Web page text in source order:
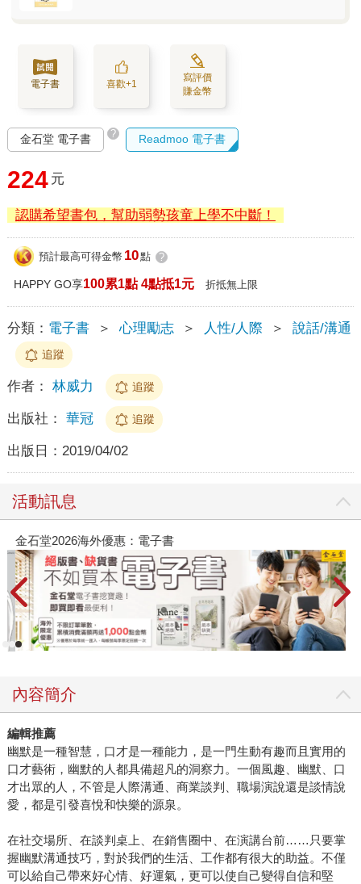
電子書 喜歡+1
寫評價
賺金幣
金石堂 電子書 ? Readmoo 電子書
224 元
認購希望書包，幫助弱勢孩童上學不中斷！
預計最高可得金幣 10點 ?
HAPPY GO享100累1點 4點抵1元 折抵無上限
分類： 電子書 ＞ 心理勵志 ＞ 人性/人際 ＞ 說話/溝通
追蹤
作者： 林威力 追蹤
出版社： 華冠 追蹤
出版日： 2019/04/02
活動訊息
金石堂2026海外優惠：電子書
內容簡介
編輯推薦
幽默是一種智慧，口才是一種能力，是一門生動有趣而且實用的
口才藝術，幽默的人都具備超凡的洞察力。一個風趣、幽默、口
才出眾的人，不管是人際溝通、商業談判、職場演說還是談情說
愛，都是引發喜悅和快樂的源泉。
在社交場所、在談判桌上、在銷售圈中、在演講台前……只要掌
握幽默溝通技巧，對於我們的生活、工作都有很大的助益。不僅
可以給自己帶來好心情、好運氣，更可以使自己變得自信和堅